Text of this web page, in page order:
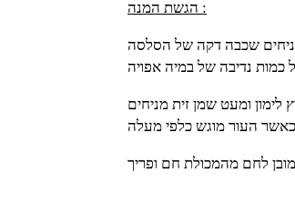
הגשת המנה :
שכבה דקה של הסלסה
כמות נדיבה של במיה אפויה
ומעט שמן זית מניחים
לחם מהמכולת חם ופריך